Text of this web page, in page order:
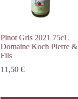
Pinot Gris 2021 75cL
Domaine Koch Pierre &
Fils
11,50€